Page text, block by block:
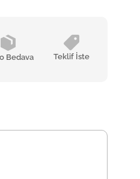
Bedava Teklif İste